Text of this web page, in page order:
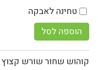
טחינה לאבקה
הוספה לסל
קוהוש שחור שורש